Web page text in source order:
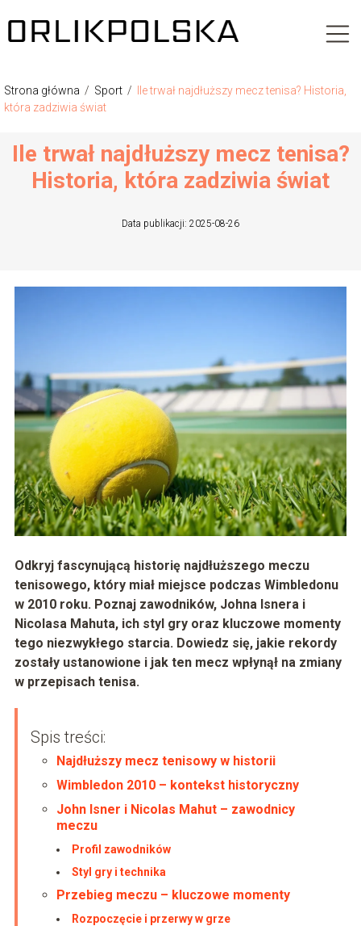
Strona główna / Sport / Ile trwał najdłuższy mecz tenisa? Historia,
która zadziwia świat
Ile trwał najdłuższy mecz tenisa?
Historia, która zadziwia świat
Data publikacji: 2025-08-26
Odkryj fascynującą historię najdłuższego meczu
tenisowego, który miał miejsce podczas Wimbledonu
w 2010 roku. Poznaj zawodników, Johna Isnera i
Nicolasa Mahuta, ich styl gry oraz kluczowe momenty
tego niezwykłego starcia. Dowiedz się, jakie rekordy
zostały ustanowione i jak ten mecz wpłynął na zmiany
w przepisach tenisa.
Spis treści:
Najdłuższy mecz tenisowy w historii
Wimbledon 2010 – kontekst historyczny
John Isner i Nicolas Mahut – zawodnicy
meczu
Profil zawodników
Styl gry i technika
Przebieg meczu – kluczowe momenty
Rozpoczęcie i przerwy w grze